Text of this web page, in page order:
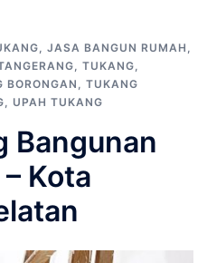
, JASA BANGUN RUMAH ,
, TUKANG,
BORONGAN , TUKANG
, UPAH TUKANG
Bangunan
Kota